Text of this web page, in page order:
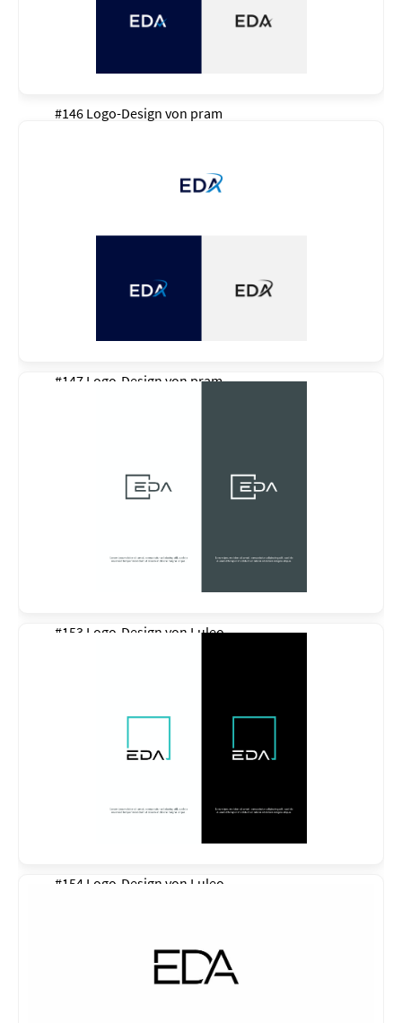
#146 Logo-Design von pram
#147 Logo-Design von pram
#153 Logo-Design von Luleo
#154 Logo-Design von Luleo